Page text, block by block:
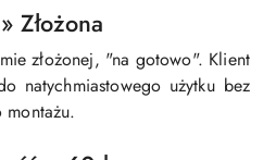
Złożona
złożonej, "na gotowo". Klient
natychmiastowego użytku bez
montażu.